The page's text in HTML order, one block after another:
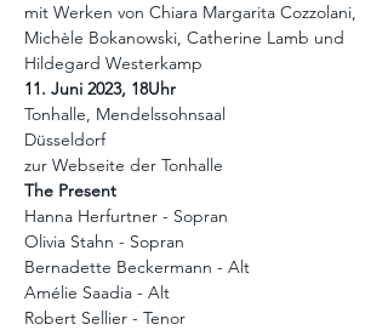
mit Werken von Chiara Margarita Cozzolani,
Michèle Bokanowski, Catherine Lamb und
Hildegard Westerkamp
11. Juni 2023, 18Uhr
Tonhalle, Mendelssohnsaal
Düsseldorf
zur Webseite der Tonhalle
The Present
Hanna Herfurtner - Sopran
Olivia Stahn - Sopran
Bernadette Beckermann - Alt
Amélie Saadia - Alt
Robert Sellier - Tenor